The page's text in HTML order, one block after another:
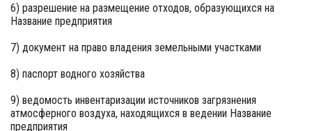
6) разрешение на размещение отходов, образующихся на
Название предприятия
7) документ на право владения земельными участками
8) паспорт водного хозяйства
9) ведомость инвентаризации источников загрязнения
атмосферного воздуха, находящихся в ведении Название
предприятия